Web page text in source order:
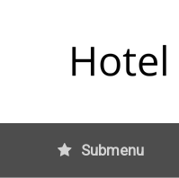
Submenu